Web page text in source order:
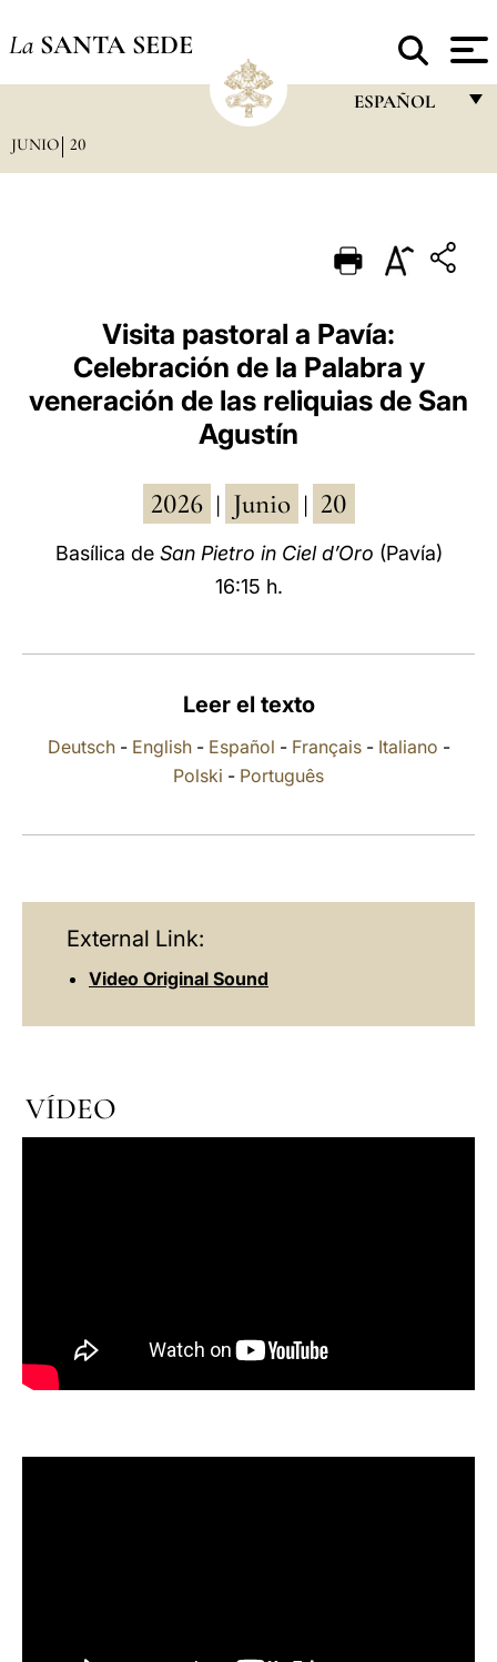
La SANTA SEDE
ESPAÑOL
PORTUGUÊS
ESPAÑOL
DEUTSCH
POLSKI
中文
JUNIO 20
Visita pastoral a Pavía:
Celebración de la Palabra y
veneración de las reliquias de San
Agustín
2026 Junio 20
Basílica de San Pietro in Ciel d’Oro (Pavía)
16:15 h.
Leer el texto
Deutsch- English- Español - Français- Italiano -
Polski - Português
External Link:
Video Original Sound
VÍDEO